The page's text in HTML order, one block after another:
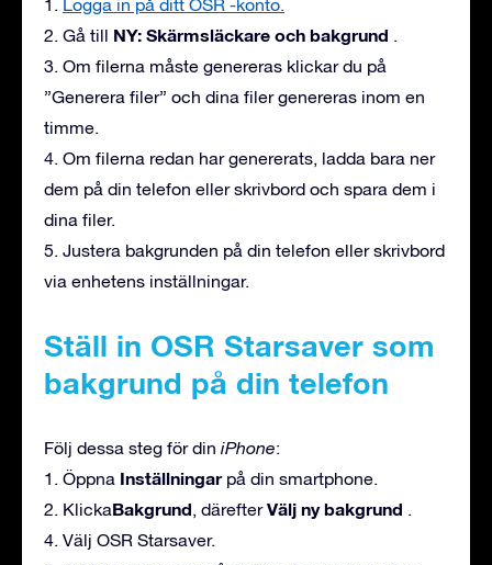
2. Gå till NY: Skärmsläckare och bakgrund
3. Om filerna måste genereras klickar du på
”Generera filer” och dina filer genereras inom en
timme.
4. Om filerna redan har genererats, ladda bara ner
dem på din telefon eller skrivbord och spara dem i
dina filer.
5. Justera bakgrunden på din telefon eller skrivbord
via enhetens inställningar.
Ställ in OSR Starsaver som
bakgrund på din telefon
Följ dessa steg för din iPhone:
1. Öppna Inställningarpå din smartphone.
2. KlickaBakgrund , därefterVälj ny bakgrund
4. Välj OSR Starsaver.